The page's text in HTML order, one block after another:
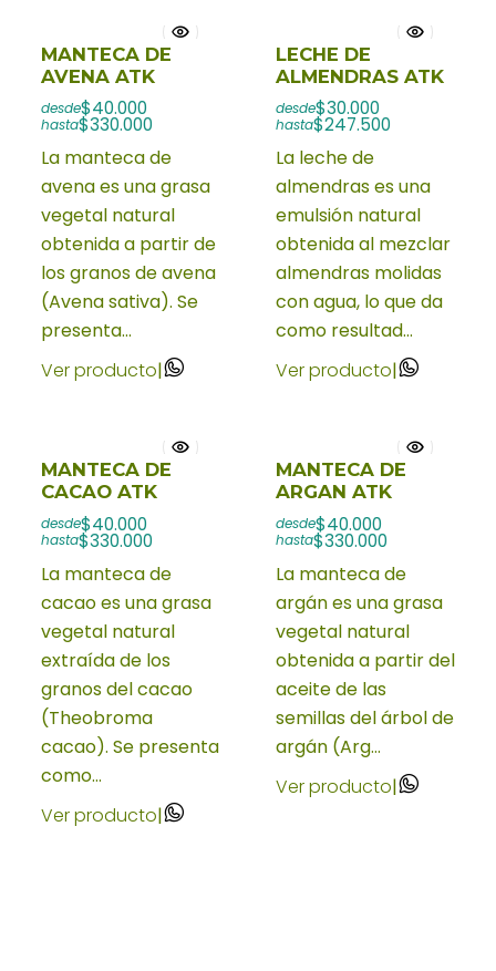
MANTECA DE
AVENA ATK
desde$40.000
hasta$330.000
La manteca de
avena es una grasa
vegetal natural
obtenida a partir de
los granos de avena
(Avena sativa). Se
presenta...
Ver producto|
LECHE DE
ALMENDRAS ATK
desde$30.000
hasta$247.500
La leche de
almendras es una
emulsión natural
obtenida al mezclar
almendras molidas
con agua, lo que da
como resultad...
Ver producto|
MANTECA DE
CACAO ATK
desde$40.000
hasta$330.000
La manteca de
cacao es una grasa
vegetal natural
extraída de los
granos del cacao
(Theobroma
cacao). Se presenta
como...
Ver producto|
MANTECA DE
ARGAN ATK
desde$40.000
hasta$330.000
La manteca de
argán es una grasa
vegetal natural
obtenida a partir del
aceite de las
semillas del árbol de
argán (Arg...
Ver producto|